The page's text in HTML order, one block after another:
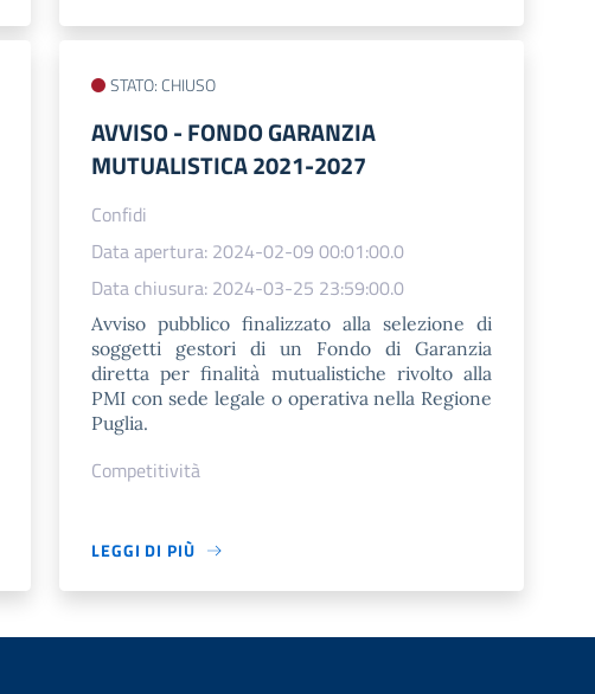
STATO: CHIUSO
AVVISO - FONDO GARANZIA
MUTUALISTICA 2021-2027
Confidi
Data apertura: 2024-02-09 00:01:00.0
Data chiusura: 2024-03-25 23:59:00.0
Avviso pubblico finalizzato alla selezione di
soggetti gestori di un Fondo di Garanzia
diretta per finalità mutualistiche rivolto alla
PMI con sede legale o operativa nella Regione
Puglia.
Competitività
LEGGI DI PIÙ